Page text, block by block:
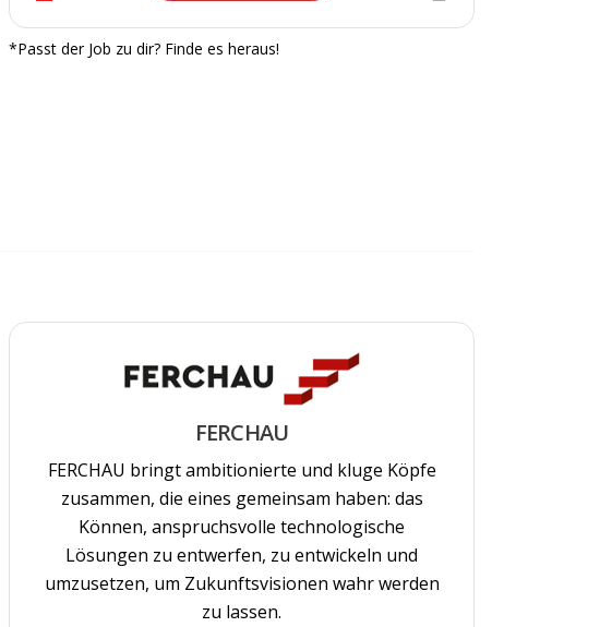
*Passt der Job zu dir? Finde es heraus!
FERCHAU
FERCHAU bringt ambitionierte und kluge Köpfe
zusammen, die eines gemeinsam haben: das
Können, anspruchsvolle technologische
Lösungen zu entwerfen, zu entwickeln und
umzusetzen, um Zukunftsvisionen wahr werden
zu lassen.